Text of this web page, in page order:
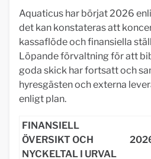
Aquaticus har börjat 2026
det kan konstateras att
kassaflöde och finansiella
Löpande förvaltning för att
goda skick har fortsatt och
hyresgästen och externa
enligt plan.
FINANSIELL
ÖVERSIKT OCH
NYCKELTAL I URVAL